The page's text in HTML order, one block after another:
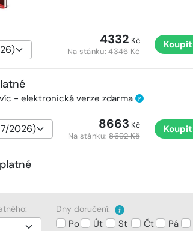
4332 Kč
Na stánku:4346 Kč
Koupit
- elektronická verze zdarma ?
8663 Kč
Na stánku:8692 Kč
Koupit
Dny doručení:
Po Út St Čt Pá